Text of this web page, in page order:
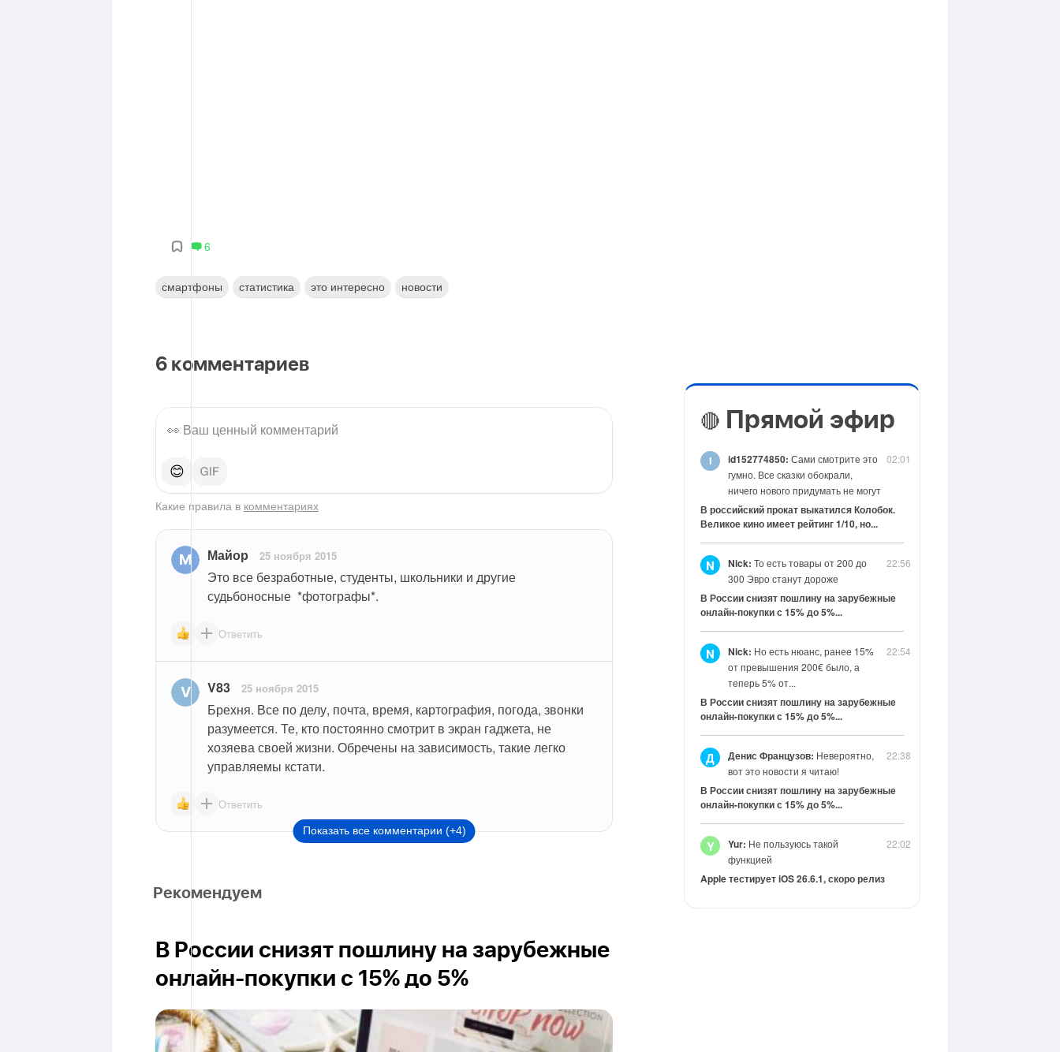
6
смартфоны статистика это интересно новости
6 комментариев
😊
Какие правила в комментариях
Майор 25 ноября 2015
Это все безработные, студенты, школьники и другие
судьбоносные  *фотографы*.
Ответить
V83 25 ноября 2015
Брехня. Все по делу, почта, время, картография, погода, звонки
разумеется. Те, кто постоянно смотрит в экран гаджета, не
хозяева своей жизни. Обречены на зависимость, такие легко
управляемы кстати.
Ответить
Показать все комментарии (+4)
Рекомендуем
В России снизят пошлину на зарубежные
онлайн-покупки с 15% до 5%
🔴 Прямой эфир
02:01
id152774850: Сами смотрите это
гумно. Все сказки обокрали,
ничего нового придумать не могут
В российский прокат выкатился Колобок.
Великое кино имеет рейтинг 1/10, но...
22:56
N Nick: То есть товары от 200 до
300 Эвро станут дороже
В России снизят пошлину на зарубежные
онлайн-покупки с 15% до 5%...
22:54
N Nick: Но есть нюанс, ранее 15%
от превышения 200€ было, а
теперь 5% от...
В России снизят пошлину на зарубежные
онлайн-покупки с 15% до 5%...
22:38
Д Денис Французов: Невероятно,
вот это новости я читаю!
В России снизят пошлину на зарубежные
онлайн-покупки с 15% до 5%...
22:02
Y Yur: Не пользуюсь такой
функцией
Apple тестирует iOS 26.6.1, скоро релиз